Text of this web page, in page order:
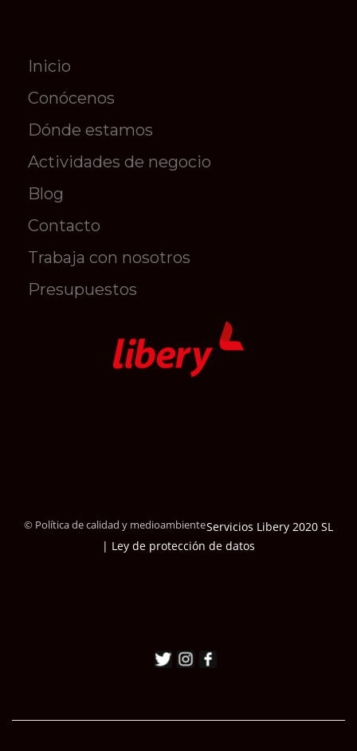
Inicio
Conócenos
Dónde estamos
Actividades de negocio
Blog
Contacto
Trabaja con nosotros
Presupuestos
© Política de calidad y medioambienteServicios Libery 2020 SL
| Ley de protección de datos